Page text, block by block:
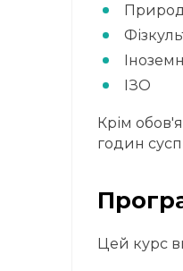
ІЗО
Крім
годин
Цей курс